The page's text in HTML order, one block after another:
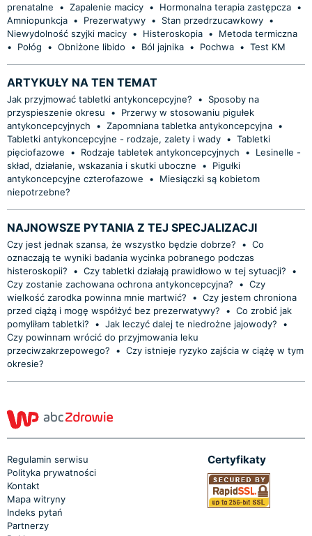
prenatalne
• Zapalenie macicy • Hormonalna terapia zastępcza •
Amniopunkcja • Prezerwatywy • Stan przedrzucawkowy •
Niewydolność szyjki macicy • Histeroskopia •
Metoda termiczna
•
Połóg • Obniżone libido • Ból jajnika • Pochwa • Test KM
ARTYKUŁY NA TEN TEMAT
Jak przyjmować tabletki antykoncepcyjne? •
Sposoby na
przyspieszenie okresu
•
Przerwy w stosowaniu pigułek
antykoncepcyjnych
• Zapomniana tabletka antykoncepcyjna •
Tabletki antykoncepcyjne - rodzaje, zalety i wady • Tabletki
pięciofazowe
• Rodzaje tabletek antykoncepcyjnych •
Lesinelle -
skład, działanie, wskazania i skutki uboczne
•
Pigułki
antykoncepcyjne czterofazowe
•
Miesiączki są kobietom
niepotrzebne?
NAJNOWSZE PYTANIA Z TEJ SPECJALIZACJI
Czy jest jednak szansa, że wszystko będzie dobrze? • Co
oznaczają te wyniki badania wycinka pobranego podczas
histeroskopii?
• Czy tabletki działają prawidłowo w tej sytuacji?
•
Czy zostanie zachowana ochrona antykoncepcyjna?
• Czy
wielkość zarodka powinna mnie martwić?
• Czy jestem chroniona
przed ciążą i mogę współżyć bez prezerwatywy?
• Co zrobić jak
pomyliłam tabletki?
• Jak leczyć dalej te niedrożne jajowody?
•
Czy powinnam wrócić do przyjmowania leku
przeciwzakrzepowego?
• Czy istnieje ryzyko zajścia w ciążę w tym
okresie?
Regulamin serwisu
Polityka prywatności
Kontakt
Mapa witryny
Indeks pytań
Partnerzy
Certyfikaty